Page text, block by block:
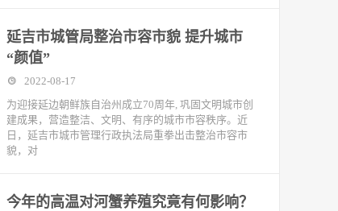
延吉市城管局整治市容市貌 提升城市
“颜值”
2022-08-17
为迎接延边朝鲜族自治州成立70周年, 巩固文明城市创
建成果，营造整洁、文明、有序的城市市容秩序。近
日，延吉市城市管理行政执法局重拳出击整治市容市
貌，对
今年的高温对河蟹养殖究竟有何影响？